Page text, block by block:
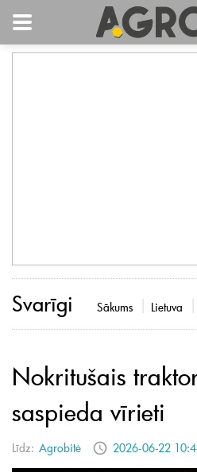
Svarīgi Sākums Lietuva
Nokritušais
saspieda vīrieti
Līdz: Agrobitė 2026-06-22